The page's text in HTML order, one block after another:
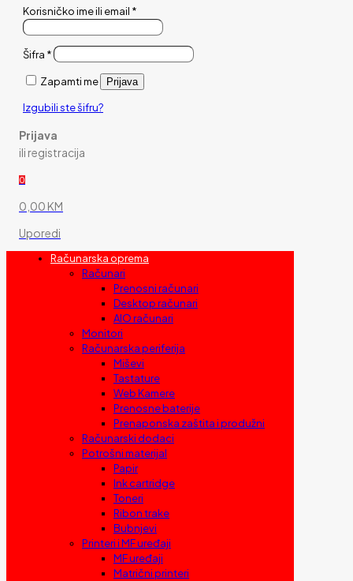
Korisničko ime ili email *
Šifra *
Zapamti me Prijava
Izgubili ste šifru?
Prijava
ili registracija
0
0,00 KM
Uporedi
Računarska oprema
Računari
Prenosni računari
Desktop računari
AIO računari
Monitori
Računarska periferija
Miševi
Tastature
Web Kamere
Prenosne baterije
Prenaponska zaštita i produžni
Računarski dodaci
Potrošni materijal
Papir
Ink cartridge
Toneri
Ribon trake
Bubnjevi
Printeri i MF uređaji
MF uređaji
Matrični printeri